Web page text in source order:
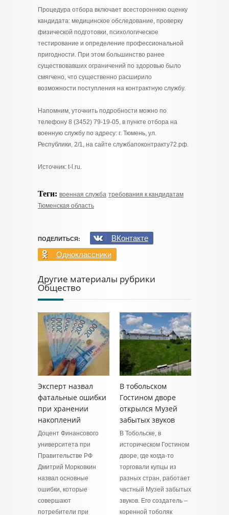
Процедура отбора включает всестороннюю оценку
кандидата: медицинское обследование, проверку
физической подготовки, психологическое
тестирование и определение профессиональной
пригодности. При этом большинство ранее
существовавших ограничений по здоровью было
смягчено, что существенно расширило
возможности поступления на контрактную службу.
Напомним, уточнить подробности можно по
телефону 8 (3452) 79-19-05, в пункте отбора на
военную службу по адресу: г. Тюмень, ул.
Республики, 2/1, на сайте службапоконтракту72.рф.
Источник: t-l.ru.
Теги: военная служба требования к кандидатам
Тюменская область
ПОДЕЛИТЬСЯ:
ВКонтакте
Одноклассники
Другие материалы рубрики
Общество
Эксперт назвал
фатальные ошибки
при хранении
накоплений
Доцент Финансового
университета при
Правительстве РФ
Дмитрий Морковкин
назвал основные
ошибки, которые
совершают
потребители при
В тобольском
Гостином дворе
открылся Музей
забытых звуков
В Тобольске, в
историческом Гостином
дворе, где когда-то
торговали купцы из
разных стран, работает
частный Музей забытых
звуков. Его создатель –
коренной тоболяк